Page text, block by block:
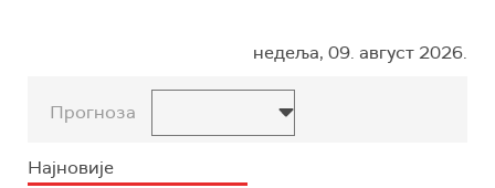
недеља, 09. август 2026.
Прогноза
Најновије